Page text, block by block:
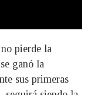
pierde la
ganó la
sus primeras